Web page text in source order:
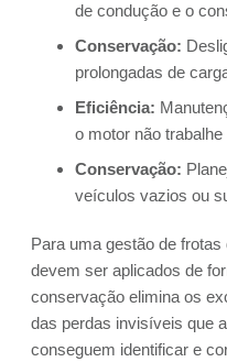
de condução e o
Conservação:
prolongadas de
Eficiência:
o motor não
Conservação:
veículos vazios ou
Para uma gestão de
devem ser aplicados de
conservação elimina os
das perdas invisíveis que
conseguem identificar e